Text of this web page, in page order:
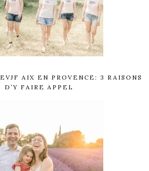
AIX EN PROVENCE: 3 RAISONS
D’Y FAIRE APPEL